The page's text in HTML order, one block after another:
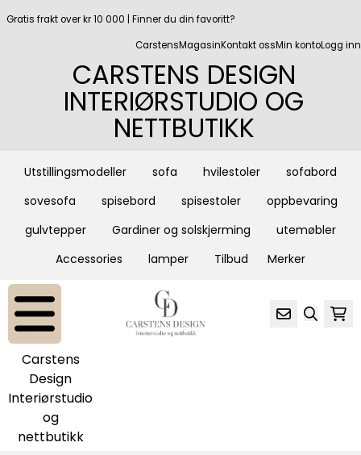
Hopp til innhold
Gratis frakt over kr 10 000 | Finner du din favoritt?
CarstensMagasinKontakt ossMin kontoLogg inn
CARSTENS DESIGN
INTERIØRSTUDIO OG
NETTBUTIKK
Utstillingsmodeller sofa hvilestoler
sofabord
sovesofa
spisebord spisestoler
oppbevaring
gulvtepper
Gardiner og solskjerming
utemøbler
Accessories
lamper Tilbud Merker
Carstens
Design
Interiørstudio
og
nettbutikk